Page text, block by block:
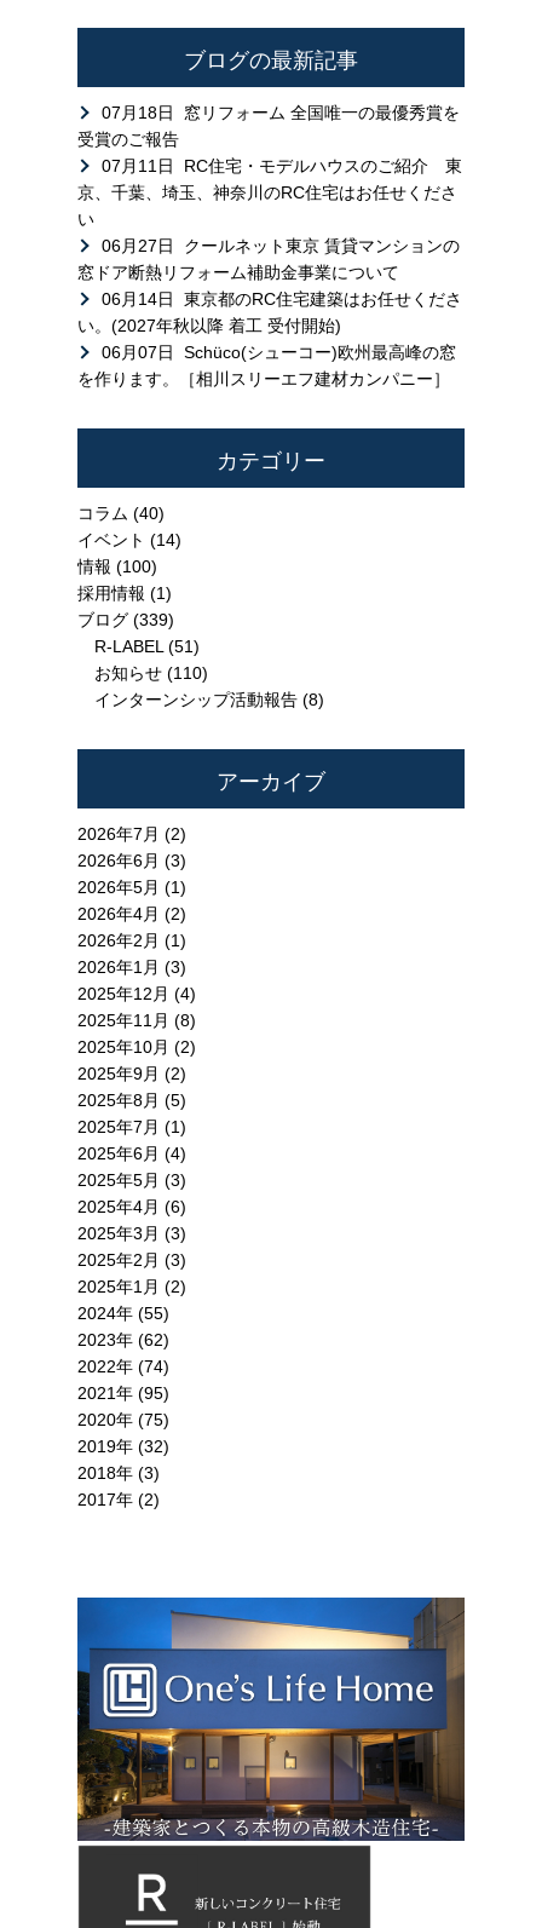
ブログの最新記事
07月18日
窓リフォーム 全国唯一の最優秀賞を
受賞のご報告
07月11日
RC住宅・モデルハウスのご紹介 東
京、千葉、埼玉、神奈川のRC住宅はお任せくださ
い
06月27日
クールネット東京 賃貸マンションの
窓ドア断熱リフォーム補助金事業について
06月14日
東京都のRC住宅建築はお任せくださ
い。(2027年秋以降 着工 受付開始)
06月07日
Schüco(シューコー)欧州最高峰の窓
を作ります。［相川スリーエフ建材カンパニー］
カテゴリー
コラム (40)
イベント (14)
情報 (100)
採用情報 (1)
ブログ (339)
R-LABEL (51)
お知らせ (110)
インターンシップ活動報告 (8)
アーカイブ
2026年7月 (2)
2026年6月 (3)
2026年5月 (1)
2026年4月 (2)
2026年2月 (1)
2026年1月 (3)
2025年12月 (4)
2025年11月 (8)
2025年10月 (2)
2025年9月 (2)
2025年8月 (5)
2025年7月 (1)
2025年6月 (4)
2025年5月 (3)
2025年4月 (6)
2025年3月 (3)
2025年2月 (3)
2025年1月 (2)
2024年 (55)
2023年 (62)
2022年 (74)
2021年 (95)
2020年 (75)
2019年 (32)
2018年 (3)
2017年 (2)